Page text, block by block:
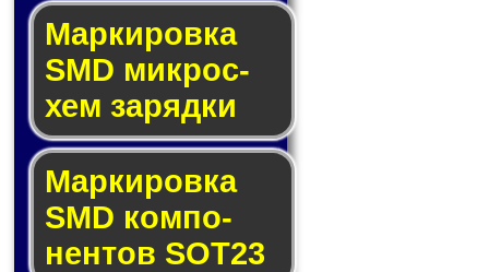
Маркировка
SMD мик­рос­
хем за­ряд­ки
Маркировка
SMD ком­по­
нен­тов SOT23